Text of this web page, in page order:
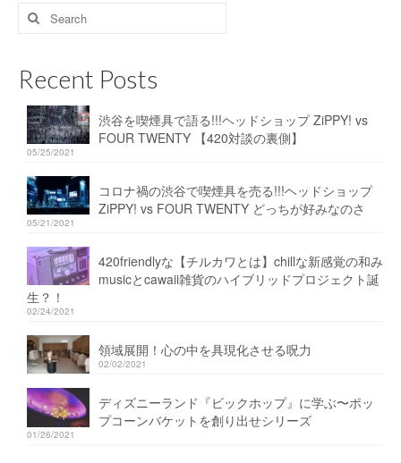
Search
for:
Recent Posts
渋谷を喫煙具で語る!!!ヘッドショップ ZiPPY! vs
FOUR TWENTY 【420対談の裏側】
05/25/2021
コロナ禍の渋谷で喫煙具を売る!!!ヘッドショップ
ZiPPY! vs FOUR TWENTY どっちが好みなのさ
05/21/2021
420friendlyな【チルカワとは】chillな新感覚の和み
musicとcawaii雑貨のハイブリッドプロジェクト誕
生？！
02/24/2021
領域展開！心の中を具現化させる呪力
02/02/2021
ディズニーランド『ビックホップ』に学ぶ〜ポッ
プコーンバケットを創り出せシリーズ
01/26/2021